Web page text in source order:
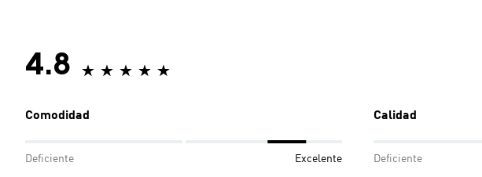
4.8
Comodidad
Deficiente Excelente
Calidad
Deficiente